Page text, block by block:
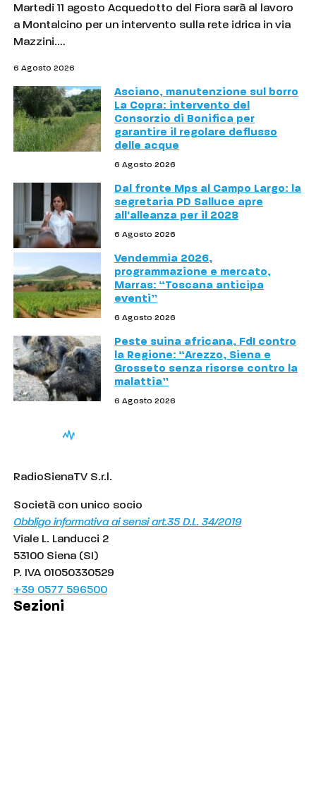
Martedì 11 agosto Acquedotto del Fiora sarà al lavoro
a Montalcino per un intervento sulla rete idrica in via
Mazzini.…
6 Agosto 2026
Asciano, manutenzione sul borro
La Copra: intervento del
Consorzio di Bonifica per
garantire il regolare deflusso
delle acque
6 Agosto 2026
Dal fronte Mps al Campo Largo: la
segretaria PD Salluce apre
all'alleanza per il 2028
6 Agosto 2026
Vendemmia 2026,
programmazione e mercato,
Marras: “Toscana anticipa
eventi”
6 Agosto 2026
Peste suina africana, FdI contro
la Regione: “Arezzo, Siena e
Grosseto senza risorse contro la
malattia”
6 Agosto 2026
RadioSienaTV S.r.l.
Società con unico socio
Obbligo informativa ai sensi art.35 D.L. 34/2019
Viale L. Landucci 2
53100 Siena (SI)
P. IVA 01050330529
+39 0577 596500
Sezioni